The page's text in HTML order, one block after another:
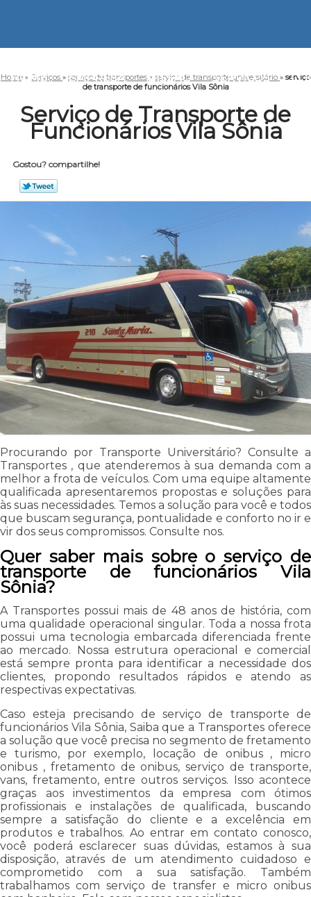
HOME EMPRESA MISSÃO SERVIÇOS
Home » Serviços » serviço de transportes » serviço de transporte universitário » serviço
de transporte de funcionários Vila Sônia
Serviço de Transporte de
Funcionários Vila Sônia
Gostou? compartilhe!
Procurando por Transporte Universitário? Consulte a
Transportes , que atenderemos à sua demanda com a
melhor a frota de veículos. Com uma equipe altamente
qualificada apresentaremos propostas e soluções para
às suas necessidades. Temos a solução para você e todos
que buscam segurança, pontualidade e conforto no ir e
vir dos seus compromissos. Consulte nos.
Quer saber mais sobre o serviço de
transporte de funcionários Vila
Sônia?
A Transportes possui mais de 48 anos de história, com
uma qualidade operacional singular. Toda a nossa frota
possui uma tecnologia embarcada diferenciada frente
ao mercado. Nossa estrutura operacional e comercial
está sempre pronta para identificar a necessidade dos
clientes, propondo resultados rápidos e atendo as
respectivas expectativas.
Caso esteja precisando de serviço de transporte de
funcionários Vila Sônia, Saiba que a Transportes oferece
a solução que você precisa no segmento de fretamento
e turismo, por exemplo, locação de onibus , micro
onibus , fretamento de onibus, serviço de transporte,
vans, fretamento, entre outros serviços. Isso acontece
graças aos investimentos da empresa com ótimos
profissionais e instalações de qualificada, buscando
sempre a satisfação do cliente e a excelência em
produtos e trabalhos. Ao entrar em contato conosco,
você poderá esclarecer suas dúvidas, estamos à sua
disposição, através de um atendimento cuidadoso e
comprometido com a sua satisfação. Também
trabalhamos com serviço de transfer e micro onibus